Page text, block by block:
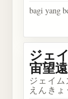
bagi yang
ジェ
宙望
ジェイ
えんきょ